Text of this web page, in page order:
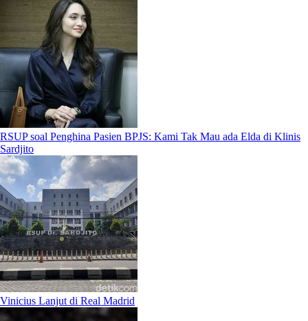
RSUP soal Penghina Pasien BPJS: Kami Tak Mau ada Elda di Klinis
Sardjito
Vinicius Lanjut di Real Madrid